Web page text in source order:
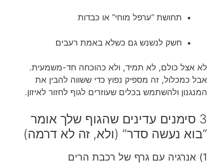
תחושת “ערפל מוחי” או כבדות
חשק לנשנש גם כשלא באמת רעבים
לא אצל כולם, לא תמיד, ולא כהוכחה חד-משמעית.
אבל כמכלול, זה מספיק נפוץ כדי ששווה להבין את
המנגנון ולהשתמש בכלים שעוזרים לגוף לחזור לאיזון.
3 סימנים עדינים שהגוף שלך אומר
“בוא נעשה סדר” (ולא, זה לא דרמה)
1) אנרגיה עם גרף של רכבת הרים